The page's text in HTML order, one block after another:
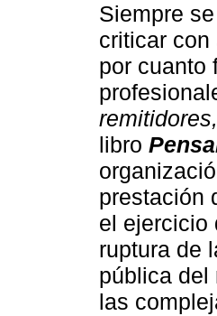
Siempre
criticar
por cuanto
remitidores,
libro
prestación
el ejercicio
ruptura de
pública del
las